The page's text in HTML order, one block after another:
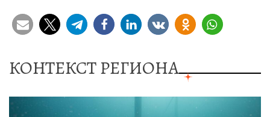
КОНТЕКСТ РЕГИОНА